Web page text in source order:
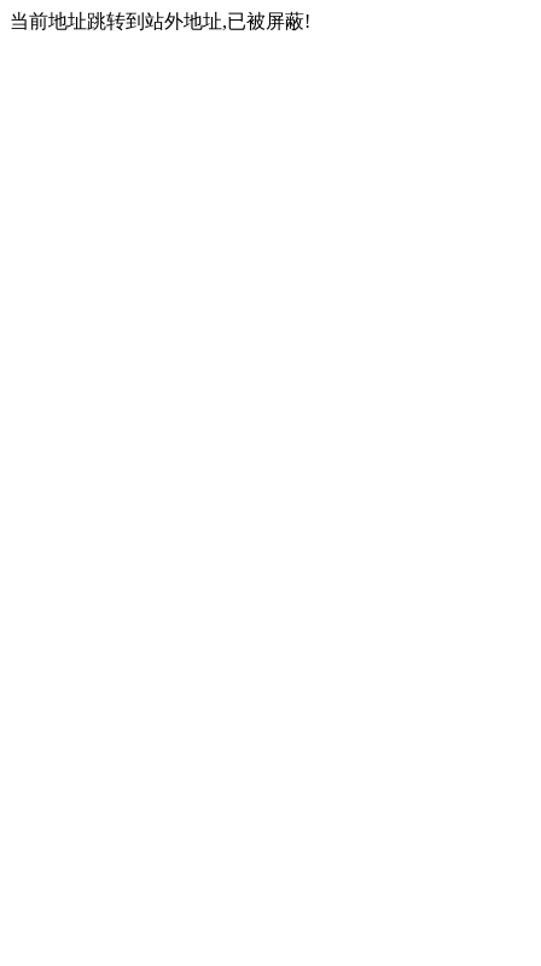
当前地址跳转到站外地址,已被屏蔽!